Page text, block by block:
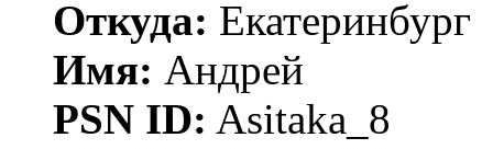
Откуда: Екатеринбург
Имя: Андрей
PSN ID: Asitaka_8